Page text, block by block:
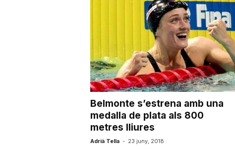
a
r
r
a
g
Belmonte s’estrena amb una
medalla de plata als 800
metres lliures
Adrià Tella - 23 juny, 2018